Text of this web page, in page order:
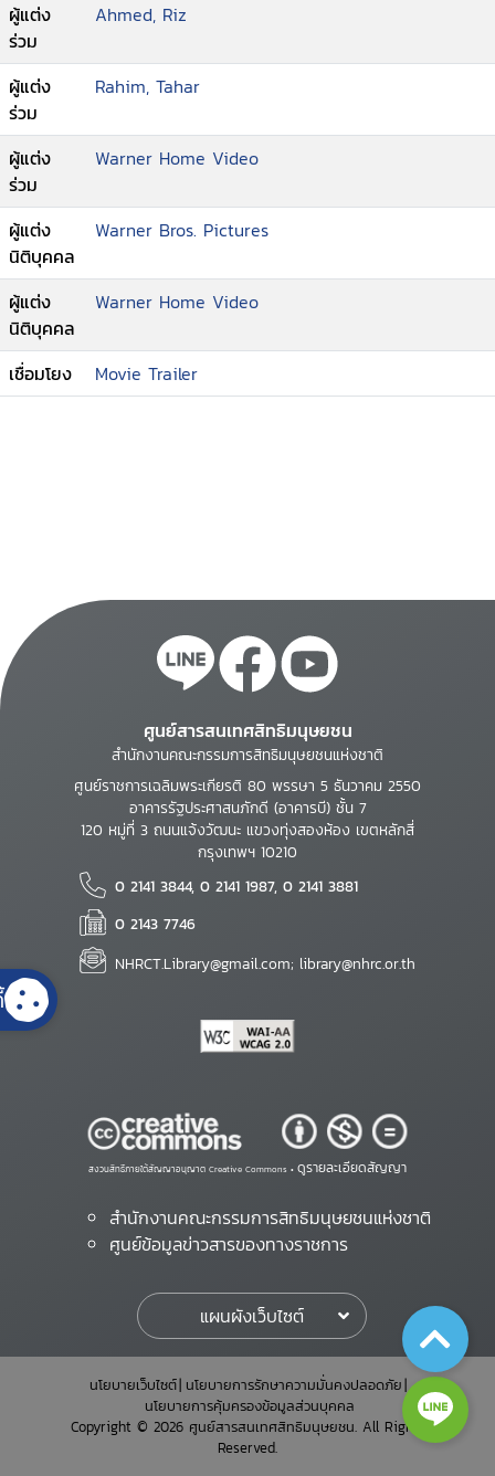
ผู้แต่ง
ร่วม
Ahmed, Riz
ผู้แต่ง
ร่วม
Rahim, Tahar
ผู้แต่ง
ร่วม
Warner Home Video
ผู้แต่ง
นิติบุคคล
Warner Bros. Pictures
ผู้แต่ง
นิติบุคคล
Warner Home Video
เชื่อมโยง Movie Trailer
ศูนย์สารสนเทศสิทธิมนุษยชน
สำนักงานคณะกรรมการสิทธิมนุษยชนแห่งชาติ
ศูนย์ราชการเฉลิมพระเกียรติ 80 พรรษา 5 ธันวาคม 2550
อาคารรัฐประศาสนภักดี (อาคารบี) ชั้น 7
120 หมู่ที่ 3 ถนนแจ้งวัฒนะ แขวงทุ่งสองห้อง เขตหลักสี่
กรุงเทพฯ 10210
0 2141 3844, 0 2141 1987, 0 2141 3881
0 2143 7746
NHRCT.Library@gmail.com; library@nhrc.or.th
สงวนสิทธิ์ภายใต้สัญญาอนุญาต Creative Commons • ดูรายละเอียดสัญญา
สำนักงานคณะกรรมการสิทธิมนุษยชนแห่งชาติ
ศูนย์ข้อมูลข่าวสารของทางราชการ
แผนผังเว็บไซต์
นโยบายเว็บไซต์ นโยบายการรักษาความมั่นคงปลอดภัย
นโยบายการคุ้มครองข้อมูลส่วนบุคคล
Copyright © 2026 ศูนย์สารสนเทศสิทธิมนุษยชน. All Rights
Reserved.